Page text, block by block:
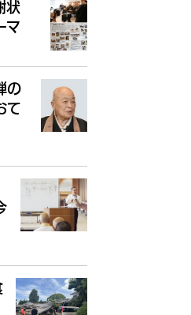
状
マ
の
て